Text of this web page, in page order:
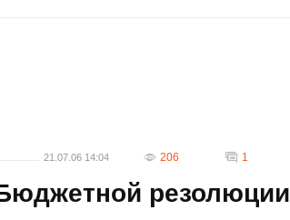
21.07.06 14:04 206 1
резолюции